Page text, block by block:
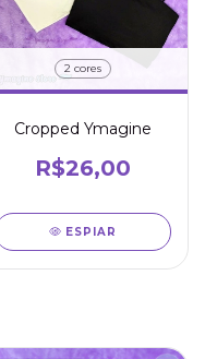
2 cores
Cropped Ymagine
R$26,00
ESPIAR